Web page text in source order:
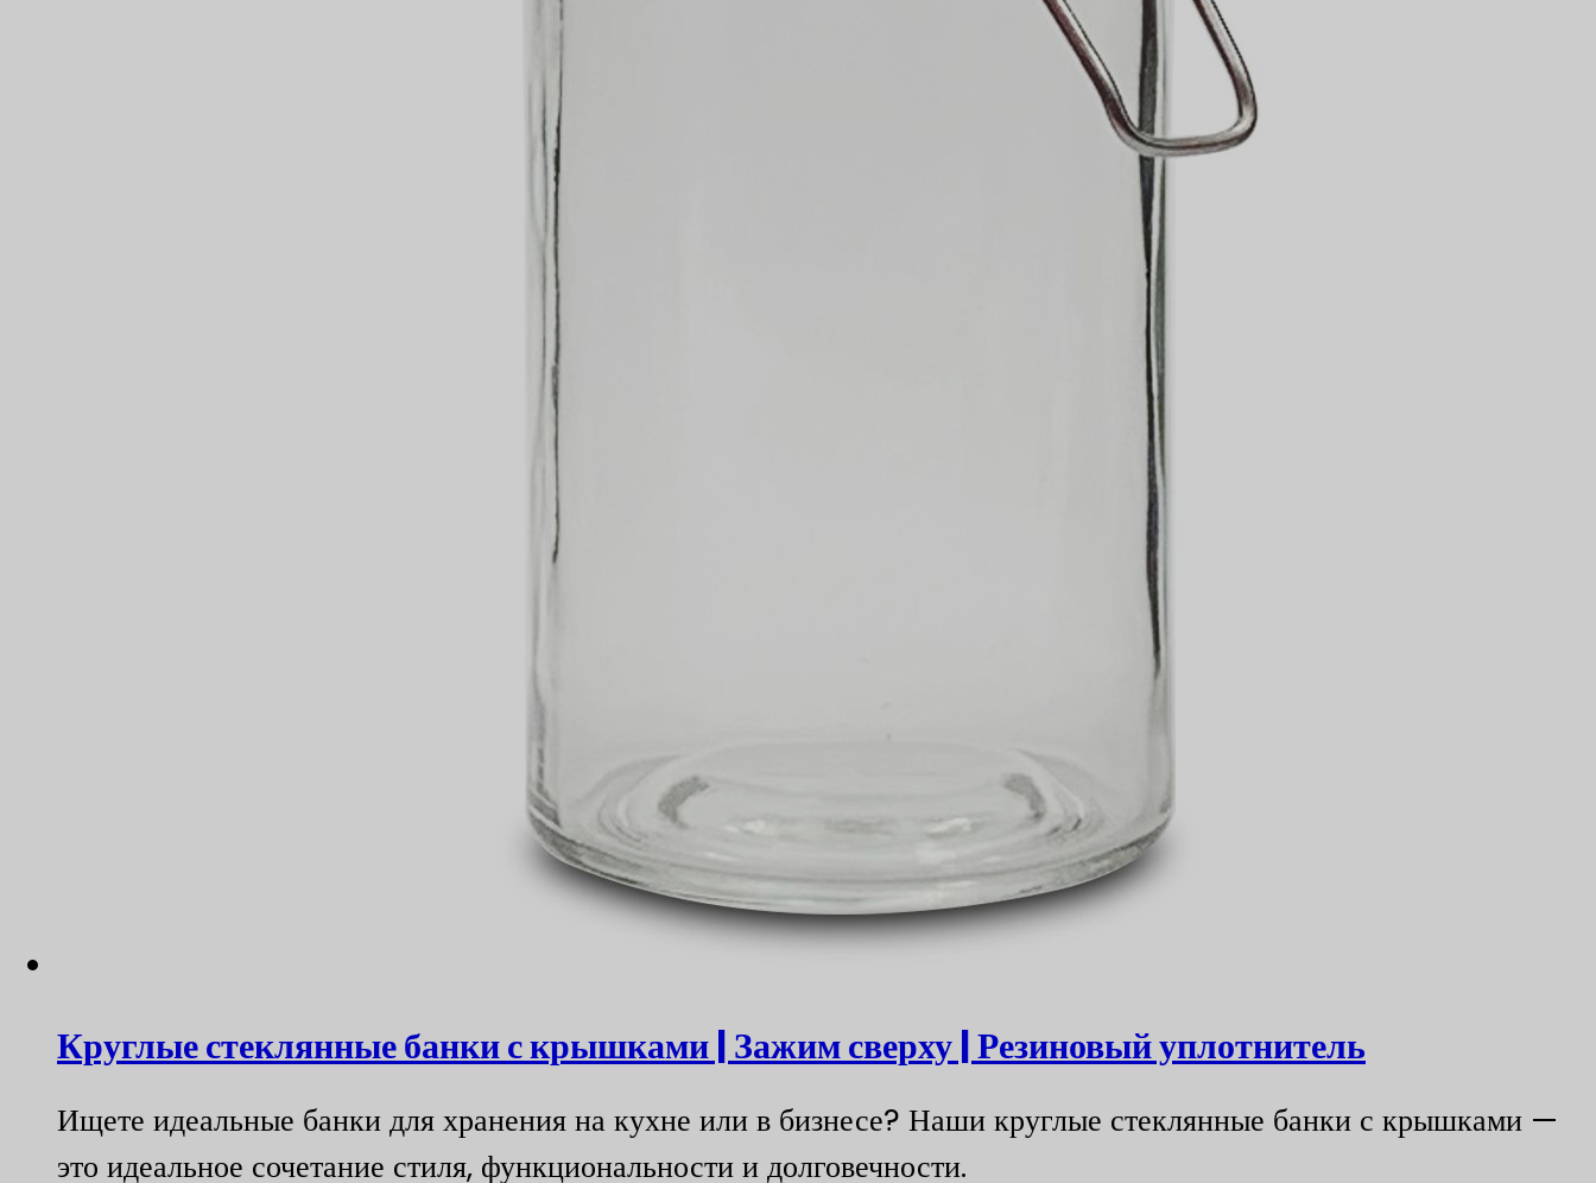
Круглые стеклянные банки с крышками | Зажим сверху | Резиновый уплотнитель
Ищете идеальные банки для хранения на кухне или в бизнесе? Наши круглые стеклянные банки с крышками —
это идеальное сочетание стиля, функциональности и долговечности.